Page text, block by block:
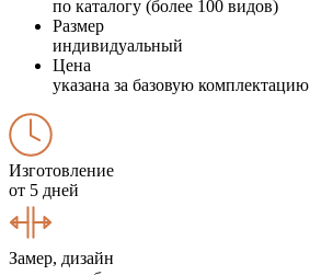
по каталогу (более 100 видов)
Размер
индивидуальный
Цена
указана за базовую комплектацию
Изготовление
от 5 дней
Замер, дизайн